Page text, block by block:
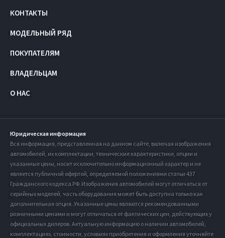
КОНТАКТЫ
МОДЕЛЬНЫЙ РЯД
ПОКУПАТЕЛЯМ
ВЛАДЕЛЬЦАМ
О НАС
Юридическая информация
Вся информация, представленная на данном сайте, включая изображения
автомобилей, их комплектации, технические характеристики, опции и
указанные цены, носит исключительно информационный характер и не
является публичной офертой, определяемой положениями статьи 437
Гражданского кодекса РФ. Изображения автомобилей могут отличаться от
серийных моделей, часть оборудования может быть доступна только как
дополнительная опция. Указанные цены являются рекомендованными
розничными ценами и могут отличаться от фактических цен, действующих у
официальных дилеров. Актуальную информацию о наличии автомобилей,
комплектациях, стоимости, условиях приобретения и оформления уточняйте